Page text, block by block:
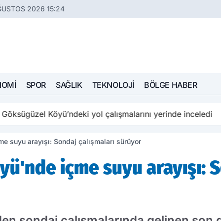
2026 15:24
SPOR SAĞLIK TEKNOLOJI BÖLGE HABER
Köyü’ndeki yol çalışmalarını yerinde inceledi
suyu arayışı: Sondaj çalışmaları sürüyor
içme suyu arayışı: